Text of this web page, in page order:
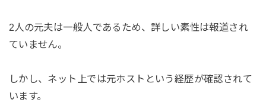
2人の元夫は一般人であるため、詳しい素性は報道され
ていません。
しかし、ネット上では元ホストという経歴が確認されて
います。